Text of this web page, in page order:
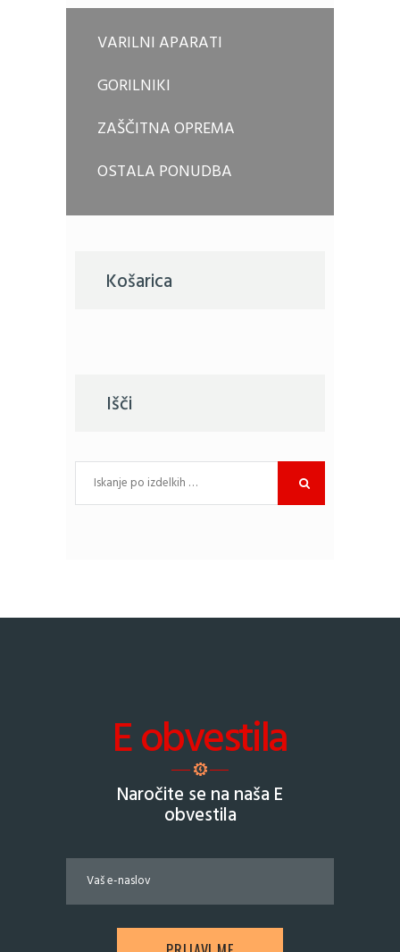
VARILNI APARATI
GORILNIKI
ZAŠČITNA OPREMA
OSTALA PONUDBA
Košarica
Išči
E obvestila
Naročite se na naša E
obvestila